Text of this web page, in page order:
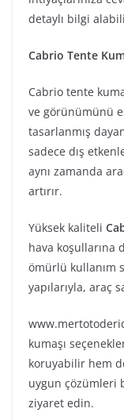
detaylı bilgi
Cabrio Tente
Cabrio tente
ve görünümünü
tasarlanmış
sadece dış
aynı zamanda
artırır.
Yüksek kaliteli
hava koşullarına
ömürlü kullanım
yapılarıyla, araç
kumaşı
koruyabilir hem
uygun çözümleri
ziyaret edin.